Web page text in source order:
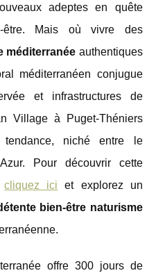
adeptes en quête
être. Mais où vivre des
méditerranée authentiques
méditerranéen conjugue
et infrastructures de
Village à Puget-Théniers
tendance, niché entre le
Pour découvrir cette
cliquez ici et explorez un
bien-être naturisme
offre 300 jours de